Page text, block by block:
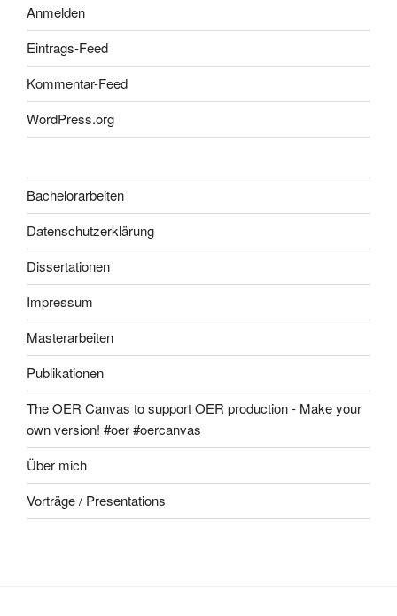
Anmelden
Eintrags-Feed
Kommentar-Feed
WordPress.org
Bachelorarbeiten
Datenschutzerklärung
Dissertationen
Impressum
Masterarbeiten
Publikationen
The OER Canvas to support OER production - Make your
own version! #oer #oercanvas
Über mich
Vorträge / Presentations